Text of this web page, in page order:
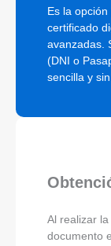
Es la
certificado
avanzadas.
(DNI o
sencilla y
Al realizar
documento